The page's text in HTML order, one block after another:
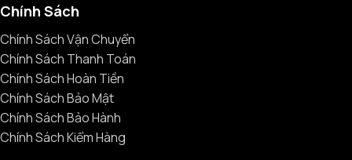
Chính Sách
Chính Sách Vận Chuyển
Chính Sách Thanh Toán
Chính Sách Hoàn Tiền
Chính Sách Bảo Mật
Chính Sách Bảo Hành
Chính Sách Kiểm Hàng